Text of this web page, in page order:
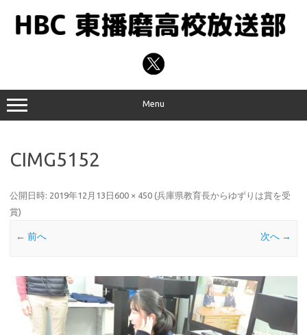
プ
Menu
CIMG5152
公開日時: 2019年12月13日 600 × 450 (兵庫県教育長からゆずりは賞を受
賞)
← 前へ 次へ →